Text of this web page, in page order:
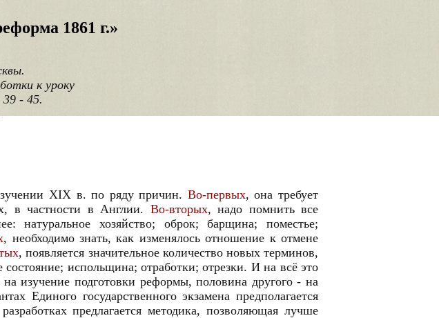
1861 г.»
к уроку
- 45.
XIX в. по ряду причин. Во-первых, она требует
в частности в Англии. Во-вторых, надо помнить все
натуральное хозяйство; оброк; барщина; поместье;
, необходимо знать, как изменялось отношение к отмене
, появляется значительное количество новых терминов,
испольщина; отработки; отрезки. И на всё это
изучение подготовки реформы, половина другого - на
Единого государственного экзамена предполагается
предлагается методика, позволяющая лучше